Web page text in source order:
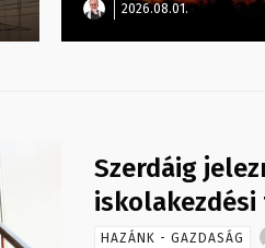
2026.08.01.
Szerdáig
HAZÁNK - GAZDASÁG